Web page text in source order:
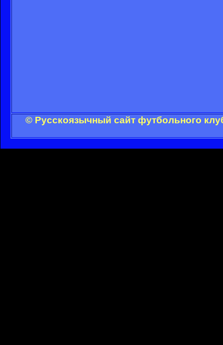
© Русскоязычный сайт футбольного